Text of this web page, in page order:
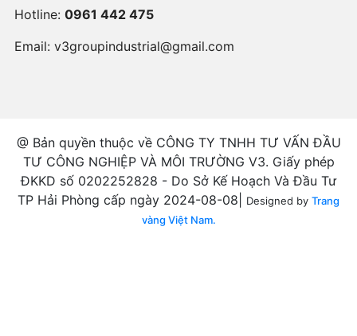
Hotline: 0961 442 475
Email: v3groupindustrial@gmail.com
@ Bản quyền thuộc về CÔNG TY TNHH TƯ VẤN ĐẦU
TƯ CÔNG NGHIỆP VÀ MÔI TRƯỜNG V3. Giấy phép
ĐKKD số 0202252828 - Do Sở Kế Hoạch Và Đầu Tư
TP Hải Phòng cấp ngày 2024-08-08|
Designed by Trang
vàng Việt Nam.